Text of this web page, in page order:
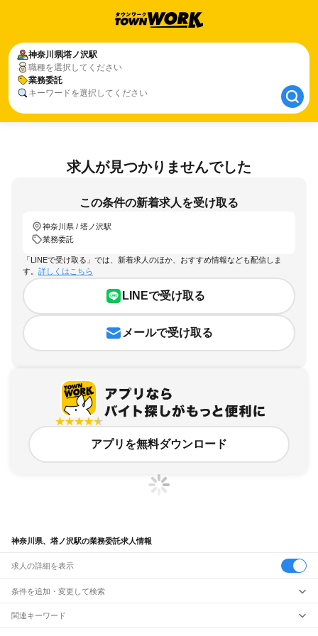
神奈川県塔ノ沢駅
職種を選択してください
業務委託
キーワードを選択してください
神奈川県塔ノ沢駅
業務委託
求人が見つかりませんでした
この条件の新着求人を受け取る
神奈川県 / 塔ノ沢駅
業務委託
「LINEで受け取る」では、新着求人のほか、おすすめ情報なども配信しま
す。 詳しくはこちら
LINEで受け取る
メールで受け取る
アプリを無料ダウンロード
神奈川県、塔ノ沢駅の業務委託求人情報
求人の詳細を表示
条件を追加・変更して検索
市区町村を追加・変更
関連キーワード